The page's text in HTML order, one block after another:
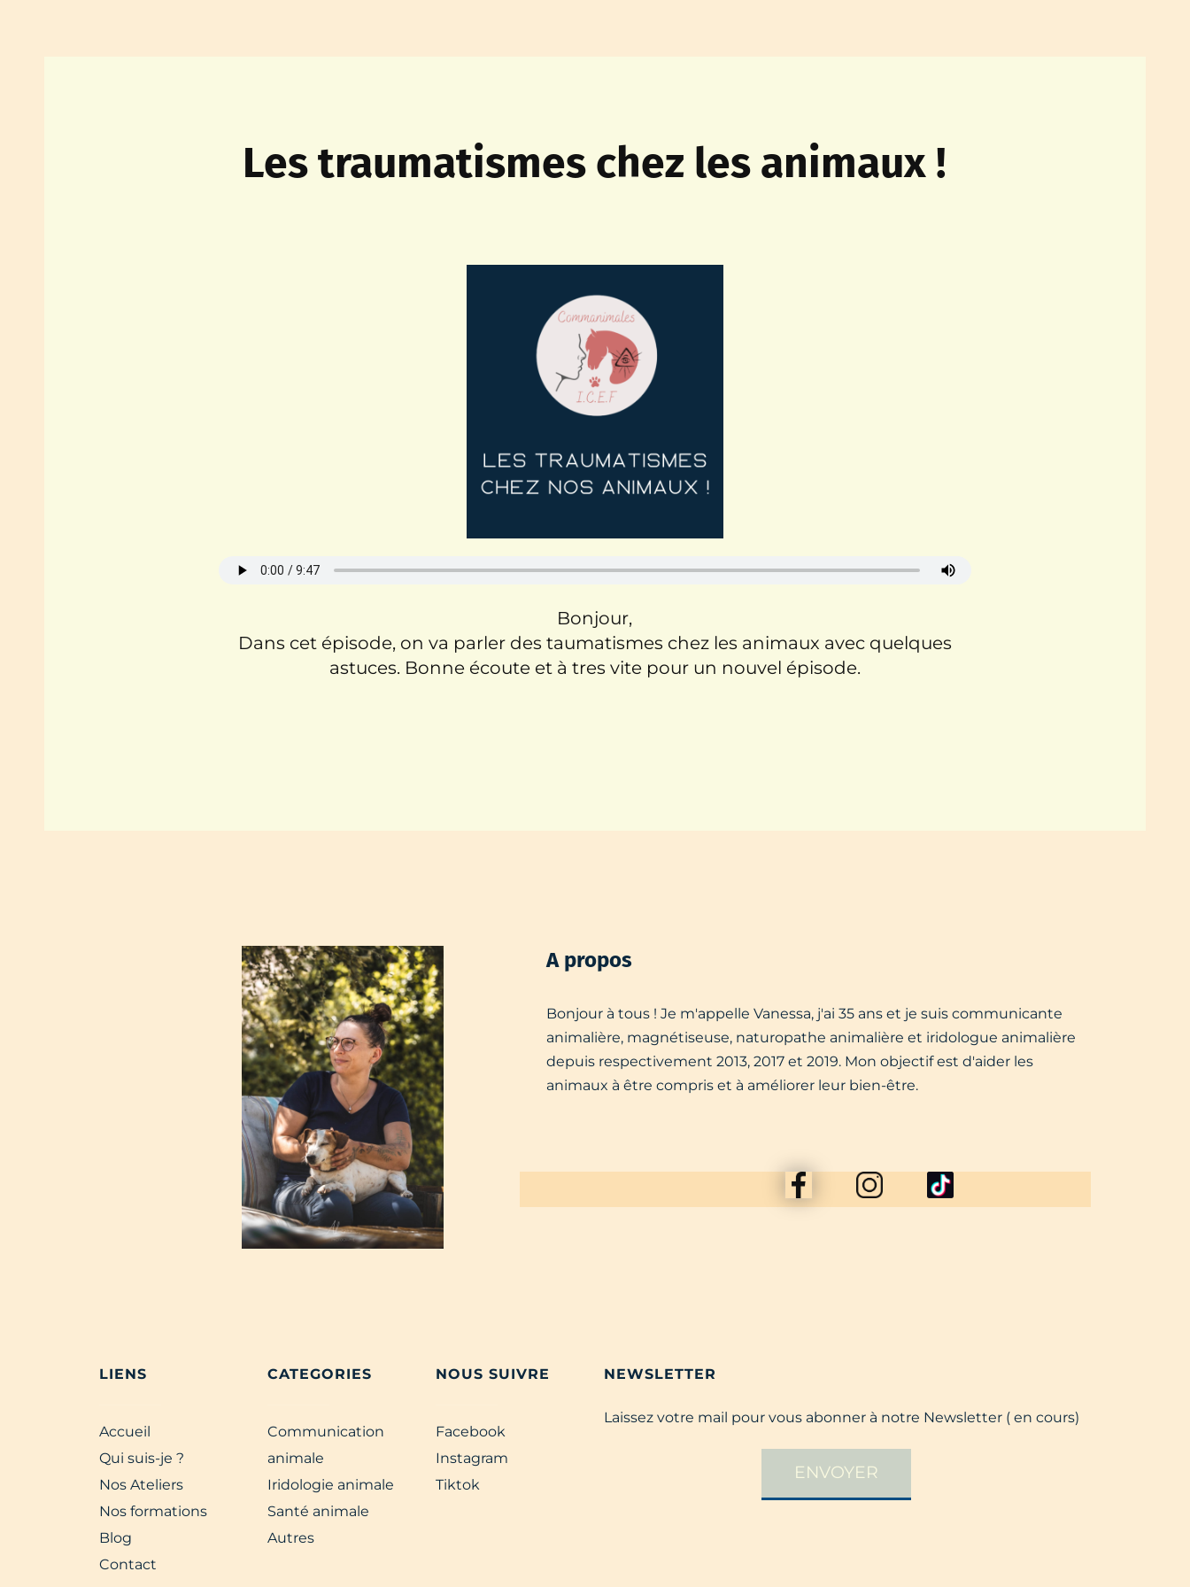
Les traumatismes chez les animaux !
Bonjour,
Dans cet épisode, on va parler des taumatismes chez les animaux avec quelques
astuces. Bonne écoute et à tres vite pour un nouvel épisode.
A propos
Bonjour à tous ! Je m'appelle Vanessa, j'ai 35 ans et je suis communicante
animalière, magnétiseuse, naturopathe animalière et iridologue animalière
depuis respectivement 2013, 2017 et 2019. Mon objectif est d'aider les
animaux à être compris et à améliorer leur bien-être.
LIENS
Accueil
Qui suis-je ?
Nos Ateliers
Nos formations
Blog
Contact
CATEGORIES
Communication
animale
Iridologie animale
Santé animale
Autres
NOUS SUIVRE
Facebook
Instagram
Tiktok
NEWSLETTER
Laissez votre mail pour vous abonner à notre Newsletter ( en cours)
ENVOYER